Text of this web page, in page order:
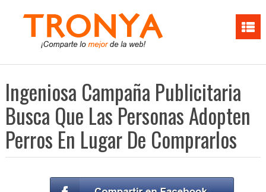
Ingeniosa Campaña Publicitaria
Busca Que Las Personas Adopten
Perros En Lugar De Comprarlos